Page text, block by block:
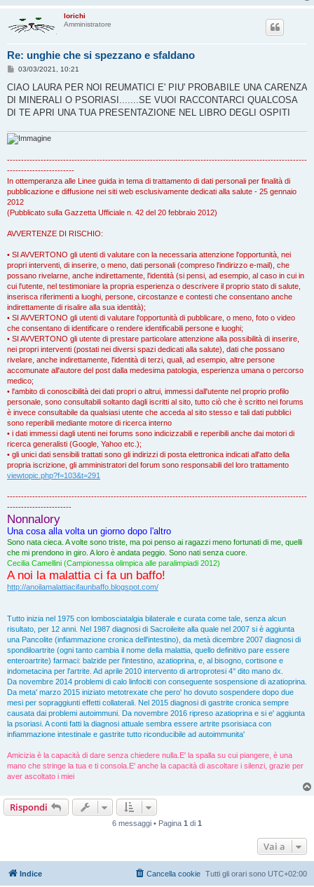
lorichi
Amministratore
Re: unghie che si spezzano e sfaldano
M
s
a
g
o
03/03/2021, 10:21
CIAO LAURA PER NOI REUMATICI E' PIU' PROBABILE UNA CARENZA
DI MINERALI O PSORIASI.......SE VUOI RACCONTARCI QUALCOSA
DI TE APRI UNA TUA PRESENTAZIONE NEL LIBRO DEGLI OSPITI
-----------------------------------------------------------------------------------------------------------
------------------------
In ottemperanza alle Linee guida in tema di trattamento di dati personali per finalità di
pubblicazione e diffusione nei siti web esclusivamente dedicati alla salute - 25 gennaio
2012
(Pubblicato sulla Gazzetta Ufficiale n. 42 del 20 febbraio 2012)
AVVERTENZE DI RISCHIO:
• SI AVVERTONO gli utenti di valutare con la necessaria attenzione l'opportunità, nei
propri interventi, di inserire, o meno, dati personali (compreso l'indirizzo e-mail), che
possano rivelarne, anche indirettamente, l'identità (si pensi, ad esempio, al caso in cui in
cui l'utente, nel testimoniare la propria esperienza o descrivere il proprio stato di salute,
inserisca riferimenti a luoghi, persone, circostanze e contesti che consentano anche
indirettamente di risalire alla sua identità);
• SI AVVERTONO gli utenti di valutare l'opportunità di pubblicare, o meno, foto o video
che consentano di identificare o rendere identificabili persone e luoghi;
• SI AVVERTONO gli utente di prestare particolare attenzione alla possibilità di inserire,
nei propri interventi (postati nei diversi spazi dedicati alla salute), dati che possano
rivelare, anche indirettamente, l'identità di terzi, quali, ad esempio, altre persone
accomunate all'autore del post dalla medesima patologia, esperienza umana o percorso
medico;
• l'ambito di conoscibilità dei dati propri o altrui, immessi dall'utente nel proprio profilo
personale, sono consultabili soltanto dagli iscritti al sito, tutto ciò che è scritto nei forums
è invece consultabile da qualsiasi utente che acceda al sito stesso e tali dati pubblici
sono reperibili mediante motore di ricerca interno
• i dati immessi dagli utenti nei forums sono indicizzabili e reperibili anche dai motori di
ricerca generalisti (Google, Yahoo etc.);
• gli unici dati sensibili trattati sono gli indirizzi di posta elettronica indicati all'atto della
propria iscrizione, gli amministratori del forum sono responsabili del loro trattamento
viewtopic.php?f=103&t=291
-----------------------------------------------------------------------------------------------------------
-----------------------
Nonnalory
Una cosa alla volta un giorno dopo l'altro
Sono nata cieca. A volte sono triste, ma poi penso ai ragazzi meno fortunati di me, quelli
che mi prendono in giro. A loro è andata peggio. Sono nati senza cuore.
Cecilia Camellini (Campionessa olimpica alle paralimpiadi 2012)
A noi la malattia ci fa un baffo!
http://anoilamalattiacifaunbaffo.blogspot.com/
Tutto inizia nel 1975 con lombosciatalgia bilaterale e curata come tale, senza alcun
risultato, per 12 anni. Nel 1987 diagnosi di Sacroileite alla quale nel 2007 si è aggiunta
una Pancolite (infiammazione cronica dell'intestino), da metà dicembre 2007 diagnosi di
spondiloartrite (ogni tanto cambia il nome della malattia, quello definitivo pare essere
enteroartrite) farmaci: balzide per l'intestino, azatioprina, e, al bisogno, cortisone e
indometacina per l'artrite. Ad aprile 2010 intervento di artroprotesi 4° dito mano dx.
Da novembre 2014 problemi di calo linfociti con conseguente sospensione di azatioprina.
Da meta' marzo 2015 iniziato metotrexate che pero' ho dovuto sospendere dopo due
mesi per sopraggiunti effetti collaterali. Nel 2015 diagnosi di gastrite cronica sempre
causata dai problemi autoimmuni. Da novembre 2016 ripreso azatioprina e si e' aggiunta
la psoriasi. A conti fatti la diagnosi attuale sembra essere artrite psorisiaca con
infiammazione intestinale e gastrite tutto riconducibile ad autoimmunita'
Amicizia è la capacità di dare senza chiedere nulla.E' la spalla su cui piangere, è una
mano che stringe la tua e ti consola.E' anche la capacità di ascoltare i silenzi, grazie per
aver ascoltato i miei
Rispondi
6 messaggi • Pagina 1 di 1
Vai a
Indice Tutti gli orari sono UTC+02:00
Cancella cookie